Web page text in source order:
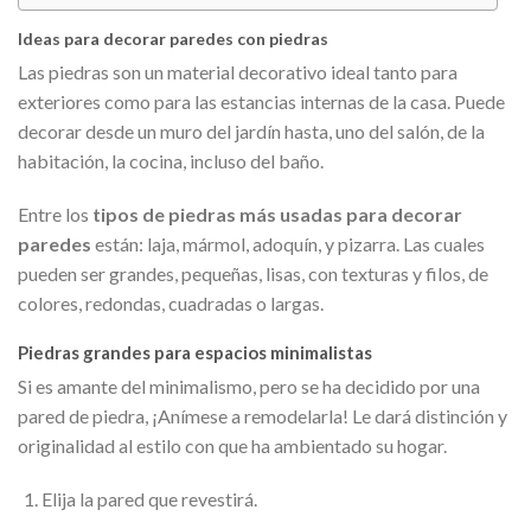
Ideas para decorar paredes con piedras
Las piedras son un material decorativo ideal tanto para
exteriores como para las estancias internas de la casa. Puede
decorar desde un muro del jardín hasta, uno del salón, de la
habitación, la cocina, incluso del baño.
Entre los tipos de piedras más usadas para decorar
paredes están: laja, mármol, adoquín, y pizarra. Las cuales
pueden ser grandes, pequeñas, lisas, con texturas y filos, de
colores, redondas, cuadradas o largas.
Piedras grandes para espacios minimalistas
Si es amante del minimalismo, pero se ha decidido por una
pared de piedra, ¡Anímese a remodelarla! Le dará distinción y
originalidad al estilo con que ha ambientado su hogar.
Elija la pared que revestirá.